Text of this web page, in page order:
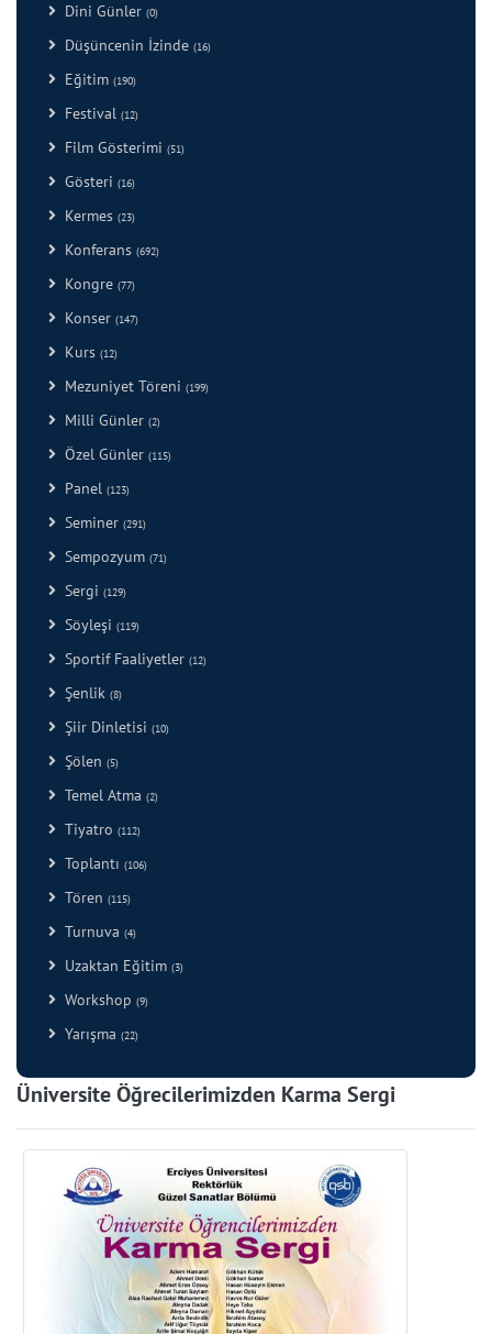
Dini Günler (0)
Düşüncenin İzinde (16)
Eğitim (190)
Festival (12)
Film Gösterimi (51)
Gösteri (16)
Kermes (23)
Konferans (692)
Kongre (77)
Konser (147)
Kurs (12)
Mezuniyet Töreni (199)
Milli Günler (2)
Özel Günler (115)
Panel (123)
Seminer (291)
Sempozyum (71)
Sergi (129)
Söyleşi (119)
Sportif Faaliyetler (12)
Şenlik (8)
Şiir Dinletisi (10)
Şölen (5)
Temel Atma (2)
Tiyatro (112)
Toplantı (106)
Tören (115)
Turnuva (4)
Uzaktan Eğitim (3)
Workshop (9)
Yarışma (22)
Üniversite Öğrecilerimizden Karma Sergi